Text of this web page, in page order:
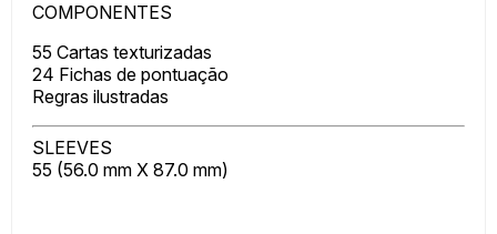
COMPONENTES
55 Cartas texturizadas
24 Fichas de pontuação
Regras ilustradas
SLEEVES
55 (56.0 mm X 87.0 mm)